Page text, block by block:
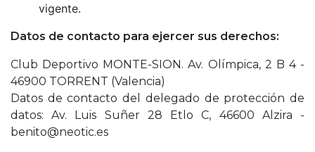
vigente.
Datos de contacto para ejercer sus derechos:
Club Deportivo MONTE-SION. Av. Olímpica, 2 B 4 -
46900 TORRENT (Valencia)
Datos de contacto del delegado de protección de
datos: Av. Luis Suñer 28 Etlo C, 46600 Alzira -
benito@neotic.es